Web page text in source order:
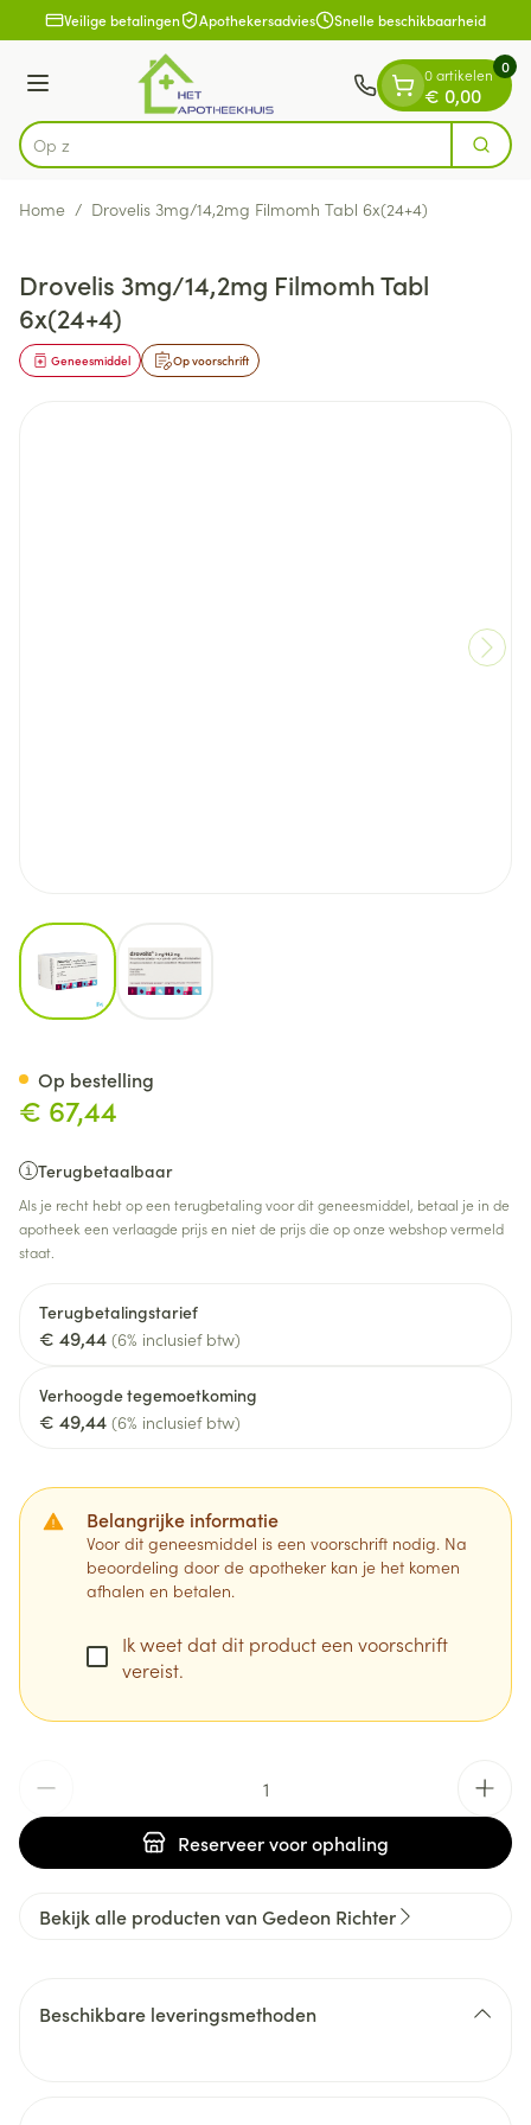
Ga naar de inhoud
1 van 1Veilige betalingen Apothekersadvies Snelle beschikbaarheid
Menu
Product, merk, categorie...
Op zoek n Zoek
0 artikelen
€ 0,00
0
Home / Drovelis 3mg/14,2mg Filmomh Tabl 6x(24+4)
Drovelis 3mg/14,2mg Filmomh Tabl
6x(24+4)
Op voorschrift
Geneesmiddel
View larger image
€ 67,44
Terugbetaalbaar
Als je recht hebt op een terugbetaling voor dit geneesmiddel, betaal je in de
apotheek een verlaagde prijs en niet de prijs die op onze webshop vermeld
staat.
Terugbetalingstarief
€ 49,44 (6% inclusief btw)
Verhoogde tegemoetkoming
€ 49,44 (6% inclusief btw)
Belangrijke informatie
Voor dit geneesmiddel is een voorschrift nodig. Na
beoordeling door de apotheker kan je het komen
afhalen en betalen.
Ik weet dat dit product een voorschrift
vereist.
Reserveervoor ophaling
Op bestelling
Bekijk alle producten van Gedeon Richter
Beschikbare leveringsmethoden